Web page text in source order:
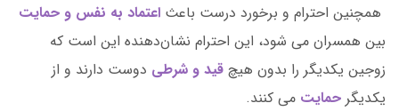
همچنین احترام و برخورد درست باعث اعتماد به نفس و حمایت
بین همسران می ‌شود، این احترام نشان‌دهنده این است که
زوجین یکدیگر را بدون هیچ قید و شرطی دوست دارند و از
یکدیگر حمایت می کنند.